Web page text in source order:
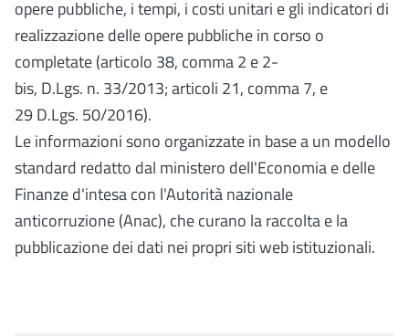
opere pubbliche, i tempi, i costi unitari e gli indicatori di
realizzazione delle opere pubbliche in corso o
completate (articolo 38, comma 2 e 2-
bis, D.Lgs. n. 33/2013; articoli 21, comma 7, e
29 D.Lgs. 50/2016).
Le informazioni sono organizzate in base a un modello
standard redatto dal ministero dell'Economia e delle
Finanze d'intesa con l'Autorità nazionale
anticorruzione (Anac), che curano la raccolta e la
pubblicazione dei dati nei propri siti web istituzionali.